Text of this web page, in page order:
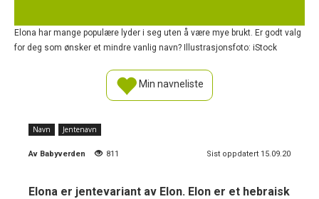
Elona har mange populære lyder i seg uten å være mye brukt. Er godt valg
for deg som ønsker et mindre vanlig navn? Illustrasjonsfoto: iStock
Min navneliste
Navn Jentenavn
Av Babyverden 811 Sist oppdatert 15.09.20
Elona er jentevariant av Elon. Elon er et hebraisk